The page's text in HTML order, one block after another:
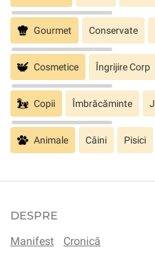
Gourmet Conservate
Cosmetice Îngrijire Corp
Copii Îmbrăcăminte
Animale Câini Pisici
DESPRE
Manifest
Cronică